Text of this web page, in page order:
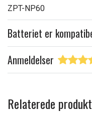
ZPT-NP60
Batteriet er
Anmeldelser
Relaterede